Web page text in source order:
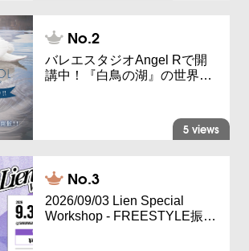
バレエスタジオAngel Rで開
講中！『白鳥の湖』の世界…
5 views
2026/09/03 Lien Special
Workshop - FREESTYLE振…